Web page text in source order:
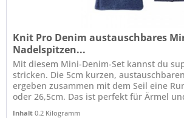
Knit Pro Denim austauschbares
Nadelspitzen...
Mit diesem Mini-Denim-Set kannst du
stricken. Die 5cm kurzen,
ergeben zusammen mit dem Seil eine
oder 26,5cm. Das ist perfekt für Ärmel
Inhalt0.2 Kilogramm